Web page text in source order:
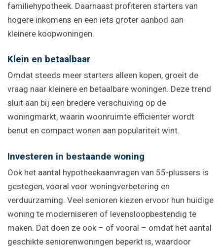
familiehypotheek. Daarnaast profiteren starters van
hogere inkomens en een iets groter aanbod aan
kleinere koopwoningen.
Klein en betaalbaar
Omdat steeds meer starters alleen kopen, groeit de
vraag naar kleinere en betaalbare woningen. Deze trend
sluit aan bij een bredere verschuiving op de
woningmarkt, waarin woonruimte efficiënter wordt
benut en compact wonen aan populariteit wint.
Investeren in bestaande woning
Ook het aantal hypotheekaanvragen van 55-plussers is
gestegen, vooral voor woningverbetering en
verduurzaming. Veel senioren kiezen ervoor hun huidige
woning te moderniseren of levensloopbestendig te
maken. Dat doen ze ook – of vooral – omdat het aantal
geschikte seniorenwoningen beperkt is, waardoor